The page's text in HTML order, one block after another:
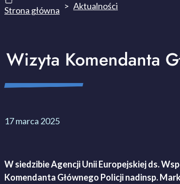
Strona główna Aktualności
Wizyta Komendanta
17 marca 2025
W siedzibie Agencji Unii Europejskiej ds.
Komendanta Głównego Policji nadinsp.